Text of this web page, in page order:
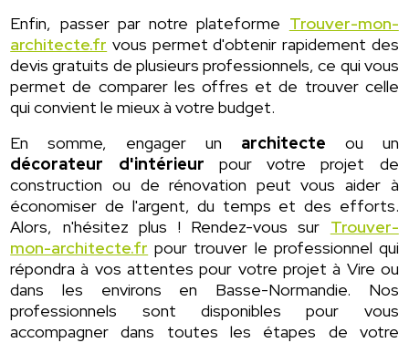
Enfin, passer par notre plateforme Trouver-mon-
architecte.fr vous permet d'obtenir rapidement des
devis gratuits de plusieurs professionnels, ce qui vous
permet de comparer les offres et de trouver celle
qui convient le mieux à votre budget.
En somme, engager un architecte ou un
décorateur d'intérieur pour votre projet de
construction ou de rénovation peut vous aider à
économiser de l'argent, du temps et des efforts.
Alors, n'hésitez plus ! Rendez-vous sur Trouver-
mon-architecte.fr pour trouver le professionnel qui
répondra à vos attentes pour votre projet à Vire ou
dans les environs en Basse-Normandie. Nos
professionnels sont disponibles pour vous
accompagner dans toutes les étapes de votre